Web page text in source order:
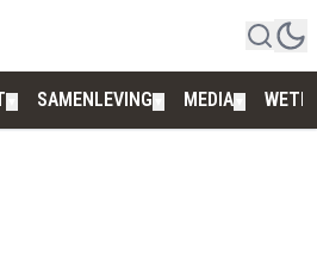
SAMENLEVING MEDIA